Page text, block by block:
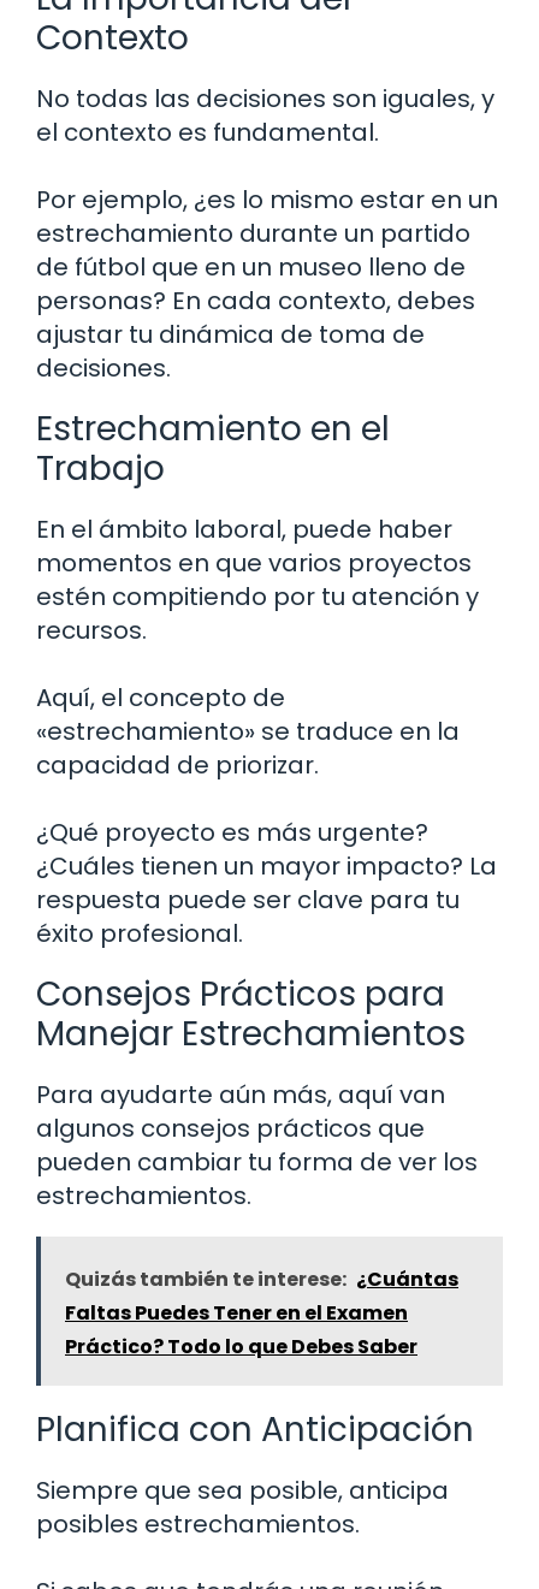
Contexto
No todas las decisiones son iguales, y
el contexto es fundamental.
Por ejemplo, ¿es lo mismo estar en un
estrechamiento durante un partido
de fútbol que en un museo lleno de
personas? En cada contexto, debes
ajustar tu dinámica de toma de
decisiones.
Estrechamiento en el
Trabajo
En el ámbito laboral, puede haber
momentos en que varios proyectos
estén compitiendo por tu atención y
recursos.
Aquí, el concepto de
«estrechamiento» se traduce en la
capacidad de priorizar.
¿Qué proyecto es más urgente?
¿Cuáles tienen un mayor impacto? La
respuesta puede ser clave para tu
éxito profesional.
Consejos Prácticos para
Manejar Estrechamientos
Para ayudarte aún más, aquí van
algunos consejos prácticos que
pueden cambiar tu forma de ver los
estrechamientos.
Quizás también te interese: ¿Cuántas
Faltas Puedes Tener en el Examen
Práctico? Todo lo que Debes Saber
Planifica con Anticipación
Siempre que sea posible, anticipa
posibles estrechamientos.